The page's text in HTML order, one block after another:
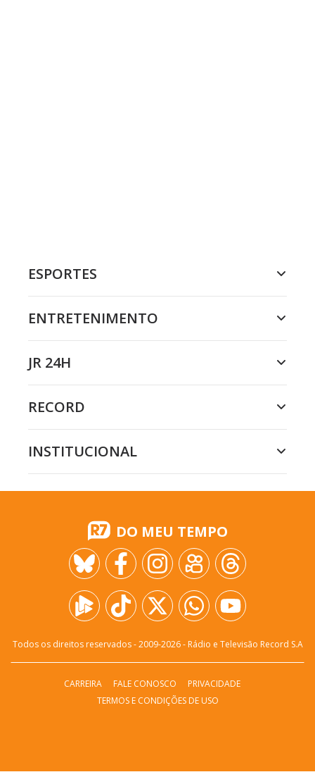
ESPORTES
ENTRETENIMENTO
JR 24H
RECORD
INSTITUCIONAL
DO MEU TEMPO
Todos os direitos reservados - 2009-2026- Rádio e Televisão Record S.A
CARREIRA FALE CONOSCO
PRIVACIDADE
TERMOS E CONDIÇÕES DE USO